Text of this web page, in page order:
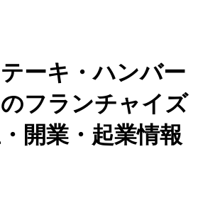
ーキ・ハンバー
フランチャイズ
開業・起業情報